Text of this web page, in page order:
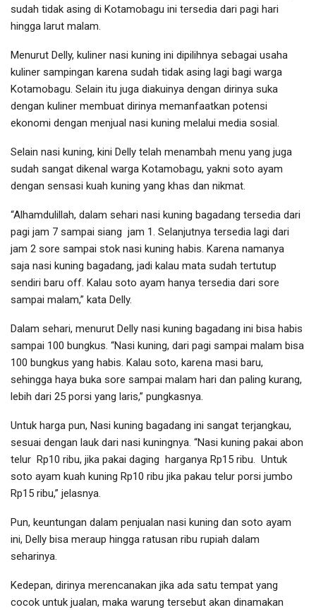
sudah tidak asing di Kotamobagu ini tersedia dari pagi hari
hingga larut malam.
Menurut Delly, kuliner nasi kuning ini dipilihnya sebagai usaha
kuliner sampingan karena sudah tidak asing lagi bagi warga
Kotamobagu. Selain itu juga diakuinya dengan dirinya suka
dengan kuliner membuat dirinya memanfaatkan potensi
ekonomi dengan menjual nasi kuning melalui media sosial.
Selain nasi kuning, kini Delly telah menambah menu yang juga
sudah sangat dikenal warga Kotamobagu, yakni soto ayam
dengan sensasi kuah kuning yang khas dan nikmat.
“Alhamdulillah, dalam sehari nasi kuning bagadang tersedia dari
pagi jam 7 sampai siang jam 1. Selanjutnya tersedia lagi dari
jam 2 sore sampai stok nasi kuning habis. Karena namanya
saja nasi kuning bagadang, jadi kalau mata sudah tertutup
sendiri baru off. Kalau soto ayam hanya tersedia dari sore
sampai malam,” kata Delly.
Dalam sehari, menurut Delly nasi kuning bagadang ini bisa habis
sampai 100 bungkus. “Nasi kuning, dari pagi sampai malam bisa
100 bungkus yang habis. Kalau soto, karena masi baru,
sehingga haya buka sore sampai malam hari dan paling kurang,
lebih dari 25 porsi yang laris,” pungkasnya.
Untuk harga pun, Nasi kuning bagadang ini sangat terjangkau,
sesuai dengan lauk dari nasi kuningnya. “Nasi kuning pakai abon
telur Rp10 ribu, jika pakai daging harganya Rp15 ribu. Untuk
soto ayam kuah kuning Rp10 ribu jika pakau telur porsi jumbo
Rp15 ribu,” jelasnya.
Pun, keuntungan dalam penjualan nasi kuning dan soto ayam
ini, Delly bisa meraup hingga ratusan ribu rupiah dalam
seharinya.
Kedepan, dirinya merencanakan jika ada satu tempat yang
cocok untuk jualan, maka warung tersebut akan dinamakan